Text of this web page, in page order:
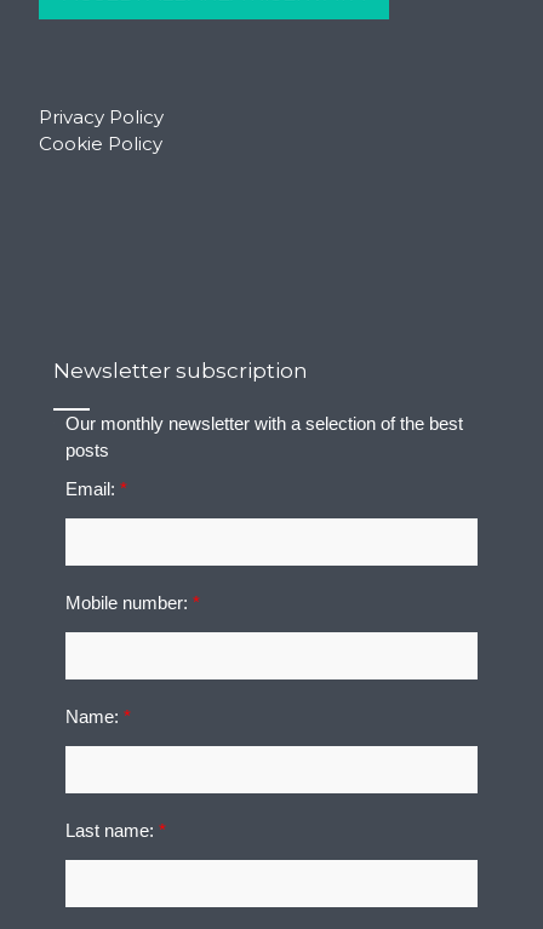
Privacy Policy
Cookie Policy
Newsletter subscription
Our monthly newsletter with a selection of the best
posts
Email:*
Mobile number:*
Name:*
Last name:*